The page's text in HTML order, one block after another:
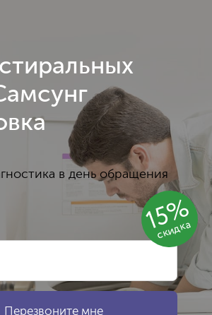
15%
скидка
в день обращения